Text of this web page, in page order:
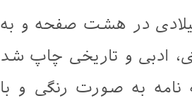
هفته نامه الخمیس در سال 2005 میلادی در هشت صفحه و به
ادبی و تاریخی چاپ شد
هفته نامه به صورت رنگی و با